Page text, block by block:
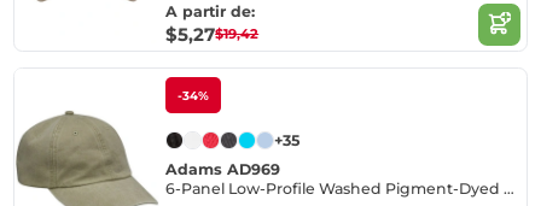
A partir de:
$5,27$19,42
-34%
+35
Adams AD969
6-Panel Low-Profile Washed Pigment-Dyed Cap